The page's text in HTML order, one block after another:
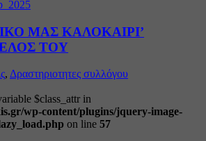
ΜΑΣ ΚΑΛΟΚΑΙΡΙ’
ΤΟΥ
, Δραστηριοτητες συλλόγου
$class_attr in
wp-content/plugins/jquery-image-
on line 57